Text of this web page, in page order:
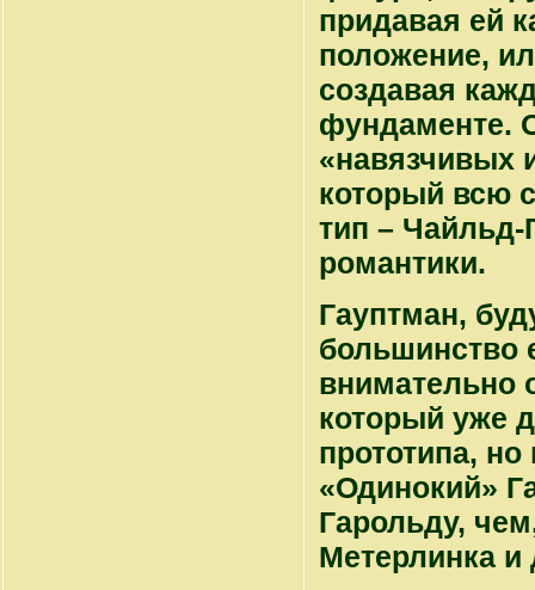
придавая ей
положение,
создавая
фундаменте.
«навязчивых
который всю
тип – Чайльд-
романтики.
Гауптман,
большинство
внимательно
который уже
прототипа,
«Одинокий»
Гарольду,
Метерлинка и